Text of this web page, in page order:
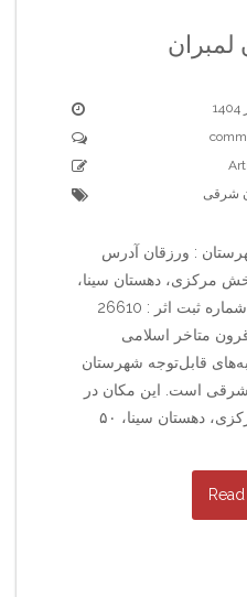
لمبران
شرقی
: ورزقان آدرس
مرکزی، دهستان سینا،
۵۰ م شرق روستای لمبران شماره ثبت اثر : 26610
متاخر اسلامی
قابل‌توجه شهرستان
شرقی است. این مکان در
دهستان سینا، ۵۰